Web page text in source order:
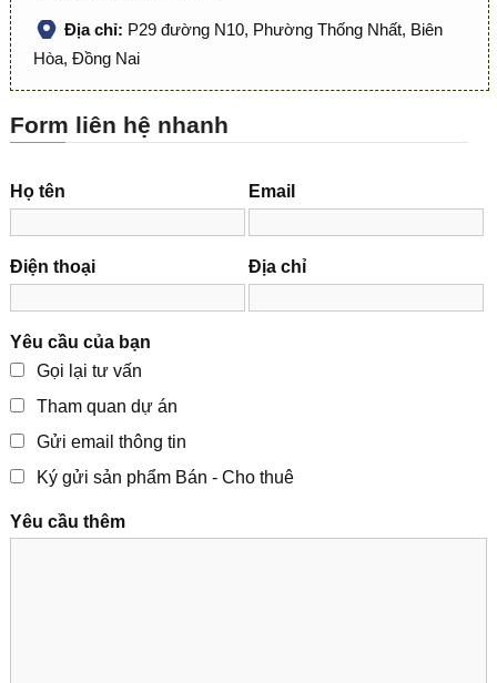
Địa chỉ: P29 đường N10, Phường Thống Nhất, Biên
Hòa, Đồng Nai
Form liên hệ nhanh
Họ tên Email
Điện thoại Địa chỉ
Yêu cầu của bạn
Gọi lại tư vấn
Tham quan dự án
Gửi email thông tin
Ký gửi sản phẩm Bán - Cho thuê
Yêu cầu thêm